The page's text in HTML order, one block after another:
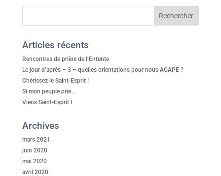
Articles récents
Rencontres de prière de l’Entente
Le jour d’après – 3 – quelles orientations pour nous AGAPE ?
Chérissez le Saint-Esprit !
Si mon peuple prie…
Viens Saint-Esprit !
Archives
mars 2021
juin 2020
mai 2020
avril 2020